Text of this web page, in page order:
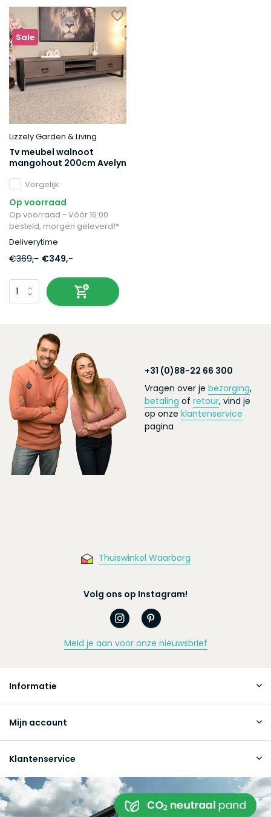
Sale
Lizzely Garden & Living
Tv meubel walnoot
mangohout 200cm Avelyn
Vergelijk
Op voorraad
Op voorraad - Vóór 16:00
besteld, morgen geleverd!*
Deliverytime
€369,- €349,-
+31 (0)88-22 66 300
Vragen over je bezorging,
betaling of retour, vind je
op onze klantenservice
pagina
Thuiswinkel Waarborg
Volg ons op Instagram!
Meld je aan voor onze nieuwsbrief
Informatie
Mijn account
Klantenservice